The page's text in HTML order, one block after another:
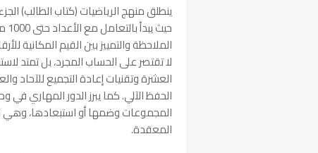
ينطلق منهج الرياضيات (كتاب الطالب)
الملاحظة والتمييز بين القيم المكانية
لا تقتصر على الحساب المجرد، بل تمتد
العشرة وتقنيات إعادة التجميع للآحاد
الحفظ الآلي. كما يبرز الدور المهاري في
المجموعات وضمها أو استبعادها، وهي
المعقدة.